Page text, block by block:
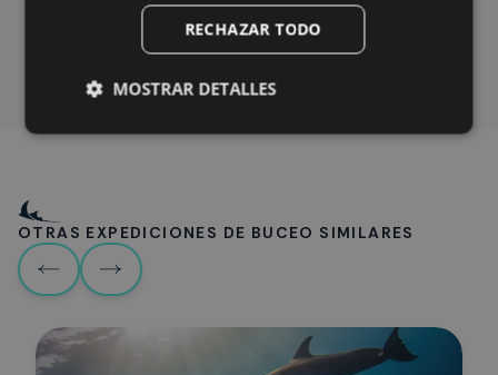
OTRAS EXPEDICIONES DE BUCEO SIMILARES
RECHAZAR TODO
MOSTRAR DETALLES